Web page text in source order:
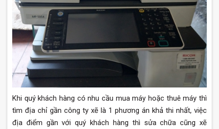
Khi quý khách hàng có nhu cầu mua máy hoặc thuê máy thì
tìm địa chỉ gần công ty xẽ là 1 phương án khả thi nhất, việc
địa điểm gần với quý khách hàng thì sửa chữa cũng xẽ